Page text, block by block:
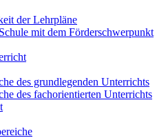
der Lehrpläne
mit dem Förderschwerpunkt
des grundlegenden Unterrichts
des fachorientierten Unterrichts